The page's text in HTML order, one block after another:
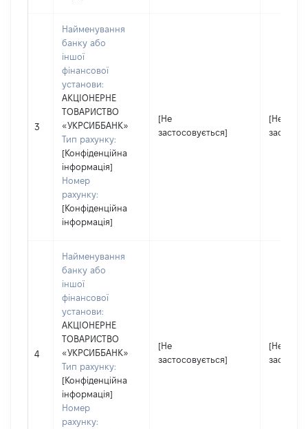
3
Найменування
банку або
іншої
фінансової
установи:
АКЦІОНЕРНЕ
ТОВАРИСТВО
«УКРСИББАНК»
Тип рахунку:
[Конфіденційна
інформація]
Номер
рахунку:
[Конфіденційна
інформація]
[Не
застосовується]
[Не
4
Найменування
банку або
іншої
фінансової
установи:
АКЦІОНЕРНЕ
ТОВАРИСТВО
«УКРСИББАНК»
Тип рахунку:
[Конфіденційна
інформація]
Номер
рахунку:
[Не
застосовується]
[Не